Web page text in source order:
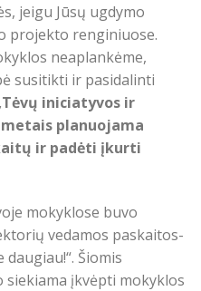
jeigu Jūsų ugdymo
projekto renginiuose.
neaplankėme,
susitikti ir pasidalinti
Tėvų iniciatyvos ir
metais planuojama
ir padėti įkurti
mokyklose buvo
vedamos paskaitos-
Šiomis
įkvėpti mokyklos